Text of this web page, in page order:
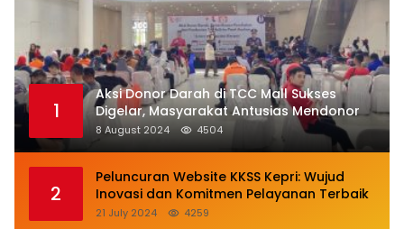
1
Aksi Donor Darah di TCC Mall Sukses
Digelar, Masyarakat Antusias Mendonor
8 August 2024 4504
2
Peluncuran Website KKSS Kepri: Wujud
Inovasi dan Komitmen Pelayanan Terbaik
21 July 2024 4259